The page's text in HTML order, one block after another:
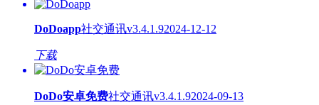
DoDoapp社交通讯v3.4.1.92024-12-12
下载
DoDo安卓免费社交通讯v3.4.1.92024-09-13